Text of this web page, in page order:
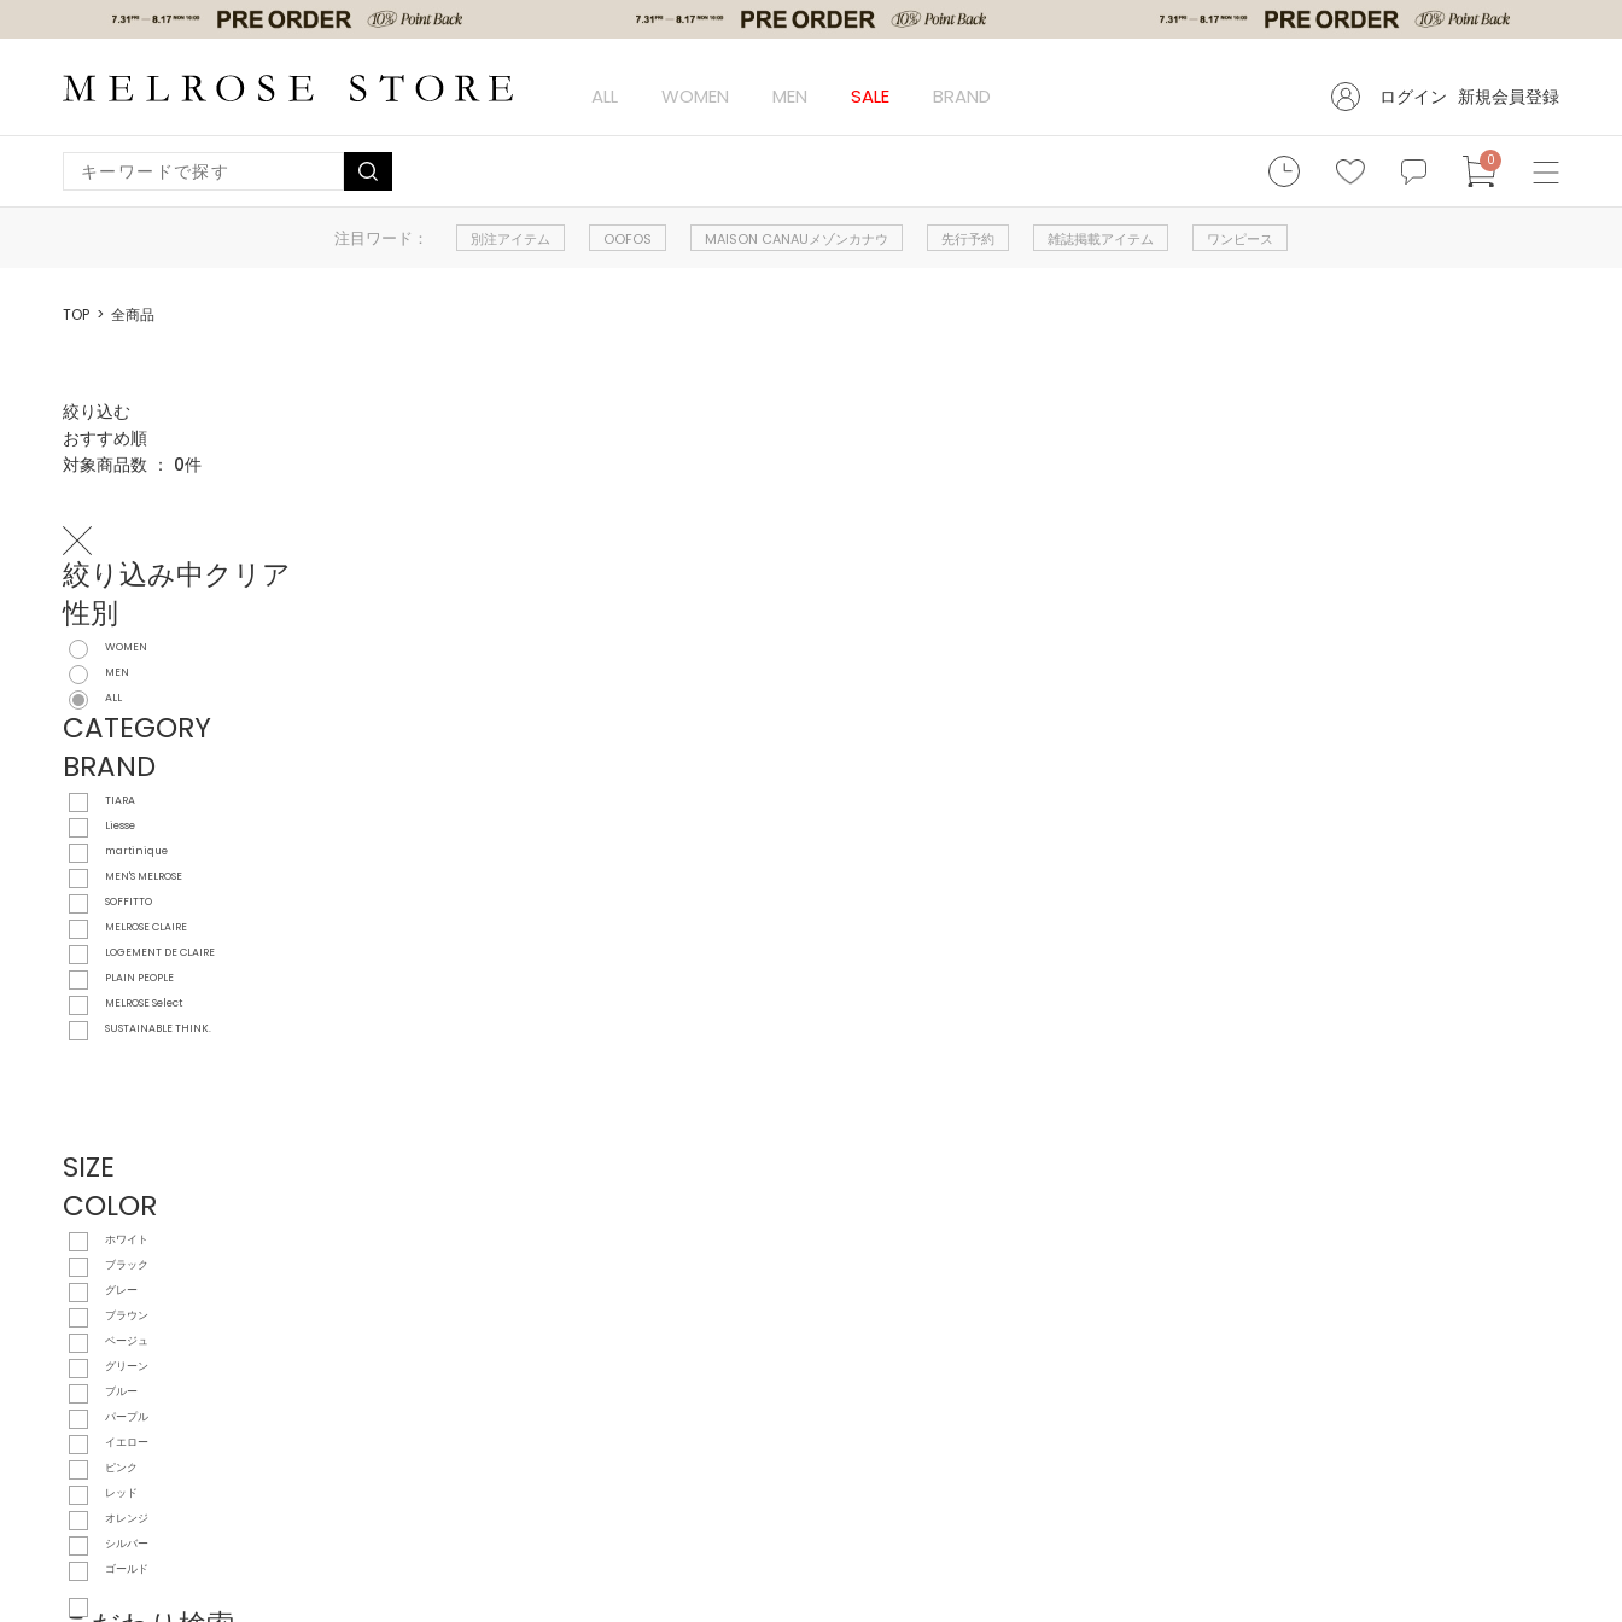
ALL WOMEN MEN SALE BRAND ログイン 新規会員登録
0
注目ワード： 別注アイテム OOFOS MAISON CANAUメゾンカナウ 先行予約 雑誌掲載アイテム ワンピース
TOP 全商品
絞り込む
おすすめ順
対象商品数 ： 0件
絞り込み中クリア
性別
WOMEN
MEN
ALL
CATEGORY
BRAND
TIARA
Liesse
martinique
MEN'S MELROSE
SOFFITTO
MELROSE CLAIRE
LOGEMENT DE CLAIRE
PLAIN PEOPLE
MELROSE Select
SUSTAINABLE THINK.
SIZE
COLOR
ホワイト
ブラック
グレー
ブラウン
ベージュ
グリーン
ブルー
パープル
イエロー
ピンク
レッド
オレンジ
シルバー
ゴールド